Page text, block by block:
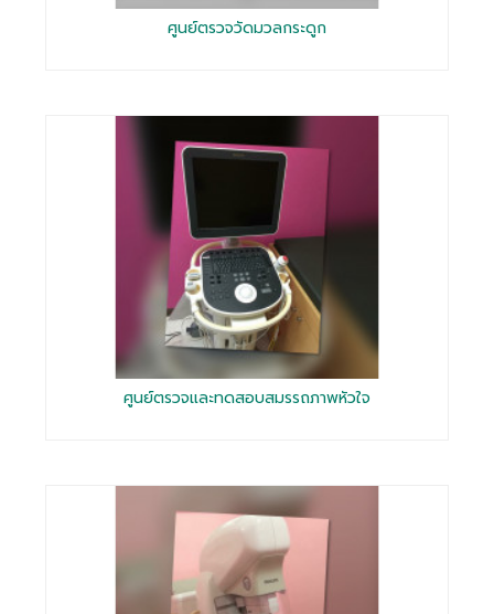
ศูนย์ตรวจวัดมวลกระดูก
ศูนย์ตรวจและทดสอบสมรรถภาพหัวใจ